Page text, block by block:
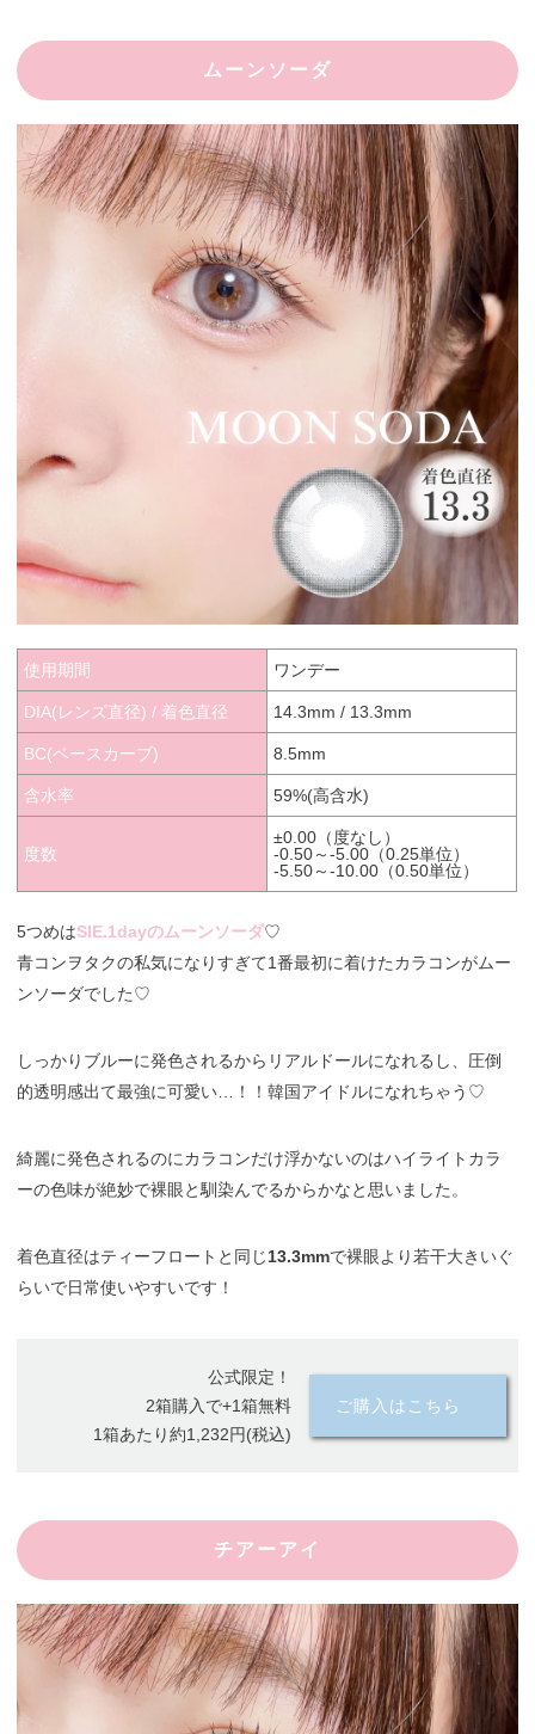
ムーンソーダ
使用期間 ワンデー
DIA(レンズ直径) / 着色直径 14.3mm / 13.3mm
BC(ベースカーブ) 8.5mm
含水率 59%(高含水)
度数
±0.00（度なし）
-0.50～-5.00（0.25単位）
-5.50～-10.00（0.50単位）
5つめはSIE.1dayのムーンソーダ♡
青コンヲタクの私気になりすぎて1番最初に着けたカラコンがムー
ンソーダでした♡
しっかりブルーに発色されるからリアルドールになれるし、圧倒
的透明感出て最強に可愛い…！！韓国アイドルになれちゃう♡
綺麗に発色されるのにカラコンだけ浮かないのはハイライトカラ
ーの色味が絶妙で裸眼と馴染んでるからかなと思いました。
着色直径はティーフロートと同じ13.3mmで裸眼より若干大きいぐ
らいで日常使いやすいです！
公式限定！
2箱購入で+1箱無料
1箱あたり約1,232円(税込)
ご購入はこちら
チアーアイ